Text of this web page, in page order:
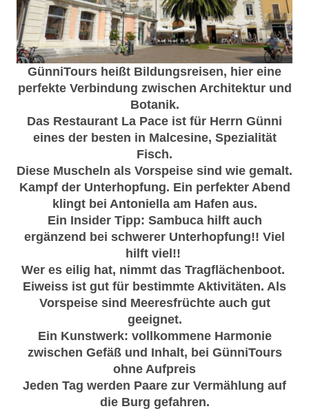
GünniTours heißt Bildungsreisen, hier eine
perfekte Verbindung zwischen Architektur und
Botanik.
Das Restaurant La Pace ist für Herrn Günni
eines der besten in Malcesine, Spezialität
Fisch.
Diese Muscheln als Vorspeise sind wie gemalt.
Kampf der Unterhopfung. Ein perfekter Abend
klingt bei Antoniella am Hafen aus.
Ein Insider Tipp: Sambuca hilft auch
ergänzend bei schwerer Unterhopfung!! Viel
hilft viel!!
Wer es eilig hat, nimmt das Tragflächenboot.
Eiweiss ist gut für bestimmte Aktivitäten. Als
Vorspeise sind Meeresfrüchte auch gut
geeignet.
Ein Kunstwerk: vollkommene Harmonie
zwischen Gefäß und Inhalt, bei GünniTours
ohne Aufpreis
Jeden Tag werden Paare zur Vermählung auf
die Burg gefahren.